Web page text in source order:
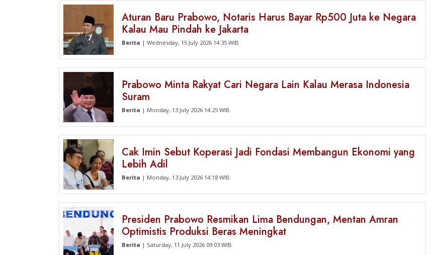
Aturan Baru Prabowo, Notaris Harus Bayar Rp500 Juta ke Negara
Kalau Mau Pindah ke Jakarta
Berita | Wednesday, 15 July 2026 14:35 WIB
Prabowo Minta Rakyat Cari Negara Lain Kalau Merasa Indonesia
Suram
Berita | Monday, 13 July 2026 14:25 WIB
Cak Imin Sebut Koperasi Jadi Fondasi Membangun Ekonomi yang
Lebih Adil
Berita | Monday, 13 July 2026 14:18 WIB
Presiden Prabowo Resmikan Lima Bendungan, Mentan Amran
Optimistis Produksi Beras Meningkat
Berita | Saturday, 11 July 2026 09:03 WIB